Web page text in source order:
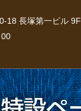
18 長塚第一ビル 9F